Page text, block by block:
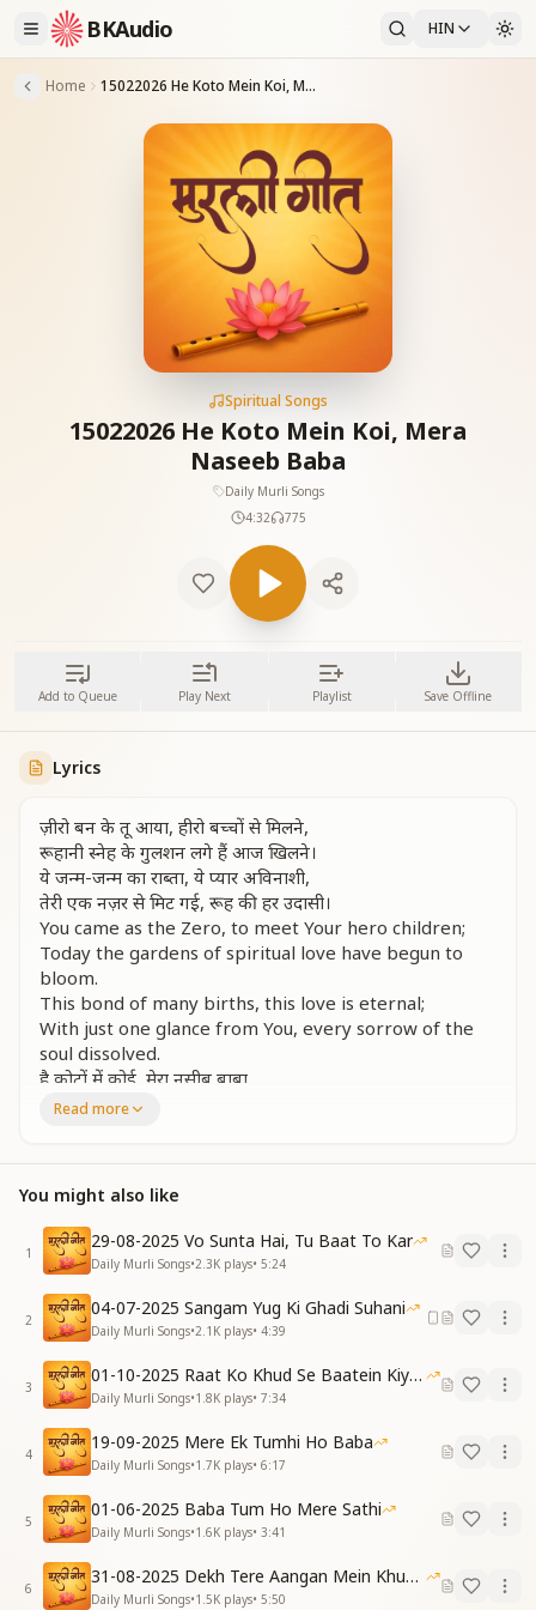
BKAudio HIN
Home 15022026 He Koto Mein Koi, Mera Naseeb Baba
Spiritual Songs
15022026 He Koto Mein Koi, Mera
Naseeb Baba
Daily Murli Songs
4:32
775
Add to Queue Play Next Playlist Save Offline
Lyrics
ज़ीरो बन के तू आया, हीरो बच्चों से मिलने,
रूहानी स्नेह के गुलशन लगे हैं आज खिलने।
ये जन्म-जन्म का राब्ता, ये प्यार अविनाशी,
तेरी एक नज़र से मिट गई, रूह की हर उदासी।
You came as the Zero, to meet Your hero children;
Today the gardens of spiritual love have begun to
bloom.
This bond of many births, this love is eternal;
With just one glance from You, every sorrow of the
soul dissolved.
है कोटों में कोई, मेरा नसीब बाबा,
तू ही तो है मेरे, दिल के करीब बाबा।
Among millions, such is my fortune, Baba;
You alone are the closest to my heart.
Now all sense of “I” and “mine” has merged into You;
You alone are my Baba, only You are my Baba.
Yes, You are my Baba—my sweet, beloved Baba.
अमृतवेले की बेला, और तेरी मेहरबानी,
वरदानों से भर दी, तूने झोली रूहानी।
तू कहता 'वाह बच्चे', हम गाएं 'वाह बाबा',
ये मीठी सी गुफ़्तगू, ये मीठी सी कहानी।
In the sacred hour of Amrit Vela, through Your grace,
You filled my spiritual bag with blessings.
You say, “Wah, child,” and we sing, “Wah, Baba”;
Such a sweet conversation, such a tender story of
love.
है कोटों में कोई, मेरा नसीब बाबा,
तू ही तो है मेरे, दिल के करीब बाबा।
Read more
You might also like
1
29-08-2025 Vo Sunta Hai, Tu Baat To Kar
Daily Murli Songs•2.3K plays• 5:24
2
04-07-2025 Sangam Yug Ki Ghadi Suhani
Daily Murli Songs•2.1K plays• 4:39
3
01-10-2025 Raat Ko Khud Se Baatein Kiya Kijiye
Daily Murli Songs•1.8K plays• 7:34
4
19-09-2025 Mere Ek Tumhi Ho Baba
Daily Murli Songs•1.7K plays• 6:17
5
01-06-2025 Baba Tum Ho Mere Sathi
Daily Murli Songs•1.6K plays• 3:41
6
31-08-2025 Dekh Tere Aangan Mein Khud Bhagwan
Daily Murli Songs•1.5K plays• 5:50